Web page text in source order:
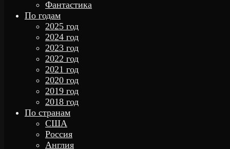
Фантастика
По годам
2025 год
2024 год
2023 год
2022 год
2021 год
2020 год
2019 год
2018 год
По странам
США
Россия
Англия